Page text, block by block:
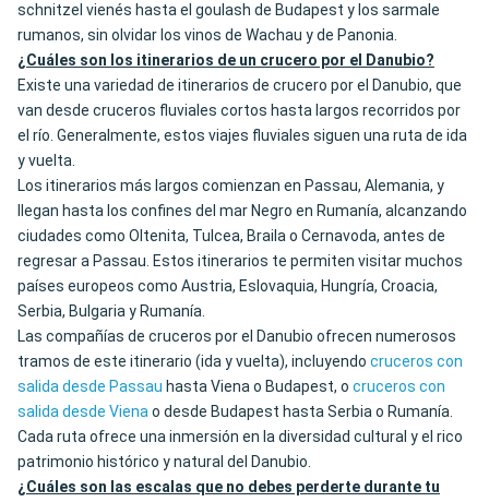
schnitzel vienés hasta el goulash de Budapest y los sarmale
rumanos, sin olvidar los vinos de Wachau y de Panonia.
¿Cuáles son los itinerarios de un crucero por el Danubio?
Existe una variedad de itinerarios de crucero por el Danubio, que
van desde cruceros fluviales cortos hasta largos recorridos por
el río. Generalmente, estos viajes fluviales siguen una ruta de ida
y vuelta.
Los itinerarios más largos comienzan en Passau, Alemania, y
llegan hasta los confines del mar Negro en Rumanía, alcanzando
ciudades como Oltenita, Tulcea, Braila o Cernavoda, antes de
regresar a Passau. Estos itinerarios te permiten visitar muchos
países europeos como Austria, Eslovaquia, Hungría, Croacia,
Serbia, Bulgaria y Rumanía.
Las compañías de cruceros por el Danubio ofrecen numerosos
tramos de este itinerario (ida y vuelta), incluyendo cruceros con
salida desde Passau hasta Viena o Budapest, o cruceros con
salida desde Vienao desde Budapest hasta Serbia o Rumanía.
Cada ruta ofrece una inmersión en la diversidad cultural y el rico
patrimonio histórico y natural del Danubio.
¿Cuáles son las escalas que no debes perderte durante tu